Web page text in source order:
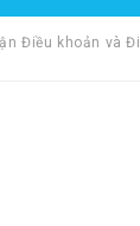
Điều khoản và